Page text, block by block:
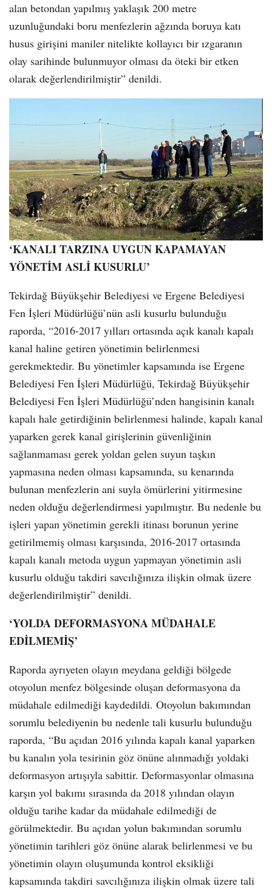
alan betondan yapılmış yaklaşık 200 metre
uzunluğundaki boru menfezlerin ağzında boruya katı
husus girişini maniler nitelikte kollayıcı bir ızgaranın
olay sarihinde bulunmuyor olması da öteki bir etken
olarak değerlendirilmiştir” denildi.
‘KANALI TARZINA UYGUN KAPAMAYAN
YÖNETİM ASLİ KUSURLU’
Tekirdağ Büyükşehir Belediyesi ve Ergene Belediyesi
Fen İşleri Müdürlüğü’nün asli kusurlu bulunduğu
raporda, “2016-2017 yılları ortasında açık kanalı kapalı
kanal haline getiren yönetimin belirlenmesi
gerekmektedir. Bu yönetimler kapsamında ise Ergene
Belediyesi Fen İşleri Müdürlüğü, Tekirdağ Büyükşehir
Belediyesi Fen İşleri Müdürlüğü’nden hangisinin kanalı
kapalı hale getirdiğinin belirlenmesi halinde, kapalı kanal
yaparken gerek kanal girişlerinin güvenliğinin
sağlanmaması gerek yoldan gelen suyun taşkın
yapmasına neden olması kapsamında, su kenarında
bulunan menfezlerin ani suyla ömürlerini yitirmesine
neden olduğu değerlendirmesi yapılmıştır. Bu nedenle bu
işleri yapan yönetimin gerekli itinası borunun yerine
getirilmemiş olması karşısında, 2016-2017 ortasında
kapalı kanalı metoda uygun yapmayan yönetimin asli
kusurlu olduğu takdiri savcılığınıza ilişkin olmak üzere
değerlendirilmiştir” denildi.
‘YOLDA DEFORMASYONA MÜDAHALE
EDİLMEMİŞ’
Raporda ayrıyeten olayın meydana geldiği bölgede
otoyolun menfez bölgesinde oluşan deformasyona da
müdahale edilmediği kaydedildi. Otoyolun bakımından
sorumlu belediyenin bu nedenle tali kusurlu bulunduğu
raporda, “Bu açıdan 2016 yılında kapalı kanal yaparken
bu kanalın yola tesirinin göz önüne alınmadığı yoldaki
deformasyon artışıyla sabittir. Deformasyonlar olmasına
karşın yol bakımı sırasında da 2018 yılından olayın
olduğu tarihe kadar da müdahale edilmediği de
görülmektedir. Bu açıdan yolun bakımından sorumlu
yönetimin tarihleri göz önüne alarak belirlenmesi ve bu
yönetimin olayın oluşumunda kontrol eksikliği
kapsamında takdiri savcılığınıza ilişkin olmak üzere tali